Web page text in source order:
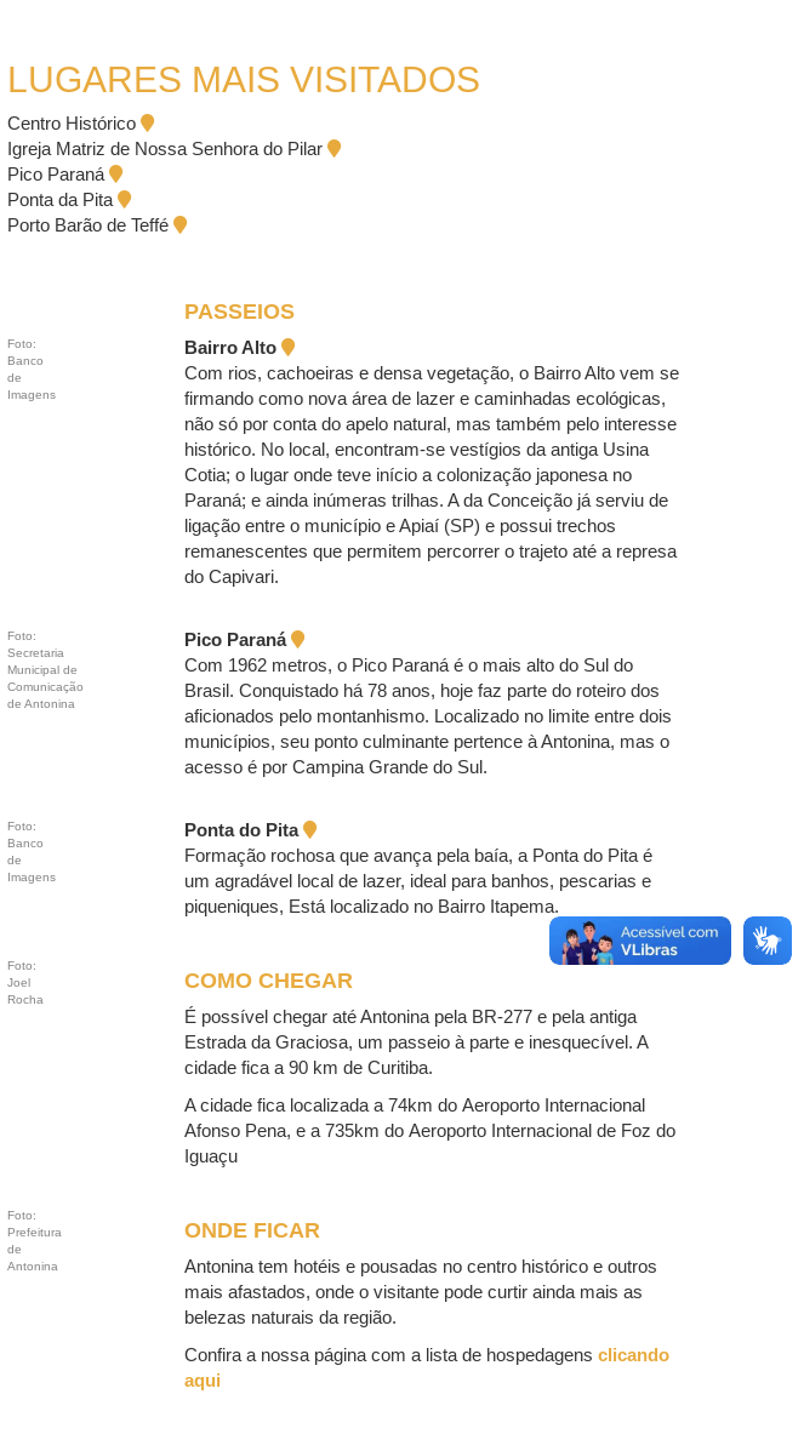
LUGARES MAIS VISITADOS
Centro Histórico
Igreja Matriz de Nossa Senhora do Pilar
Pico Paraná
Ponta da Pita
Porto Barão de Teffé
PASSEIOS
Foto:
Banco
de
Imagens
Bairro Alto
Com rios, cachoeiras e densa vegetação, o Bairro Alto vem se
firmando como nova área de lazer e caminhadas ecológicas,
não só por conta do apelo natural, mas também pelo interesse
histórico. No local, encontram-se vestígios da antiga Usina
Cotia; o lugar onde teve início a colonização japonesa no
Paraná; e ainda inúmeras trilhas. A da Conceição já serviu de
ligação entre o município e Apiaí (SP) e possui trechos
remanescentes que permitem percorrer o trajeto até a represa
do Capivari.
Foto:
Secretaria
Municipal de
Comunicação
de Antonina
Pico Paraná
Com 1962 metros, o Pico Paraná é o mais alto do Sul do
Brasil. Conquistado há 78 anos, hoje faz parte do roteiro dos
aficionados pelo montanhismo. Localizado no limite entre dois
municípios, seu ponto culminante pertence à Antonina, mas o
acesso é por Campina Grande do Sul.
Foto:
Banco
de
Imagens
Ponta do Pita
Formação rochosa que avança pela baía, a Ponta do Pita é
um agradável local de lazer, ideal para banhos, pescarias e
piqueniques, Está localizado no Bairro Itapema.
Foto:
Joel
Rocha
COMO CHEGAR
É possível chegar até Antonina pela BR-277 e pela antiga
Estrada da Graciosa, um passeio à parte e inesquecível. A
cidade fica a 90 km de Curitiba.
A cidade fica localizada a 74km do Aeroporto Internacional
Afonso Pena, e a 735km do Aeroporto Internacional de Foz do
Iguaçu
Foto:
Prefeitura
de
Antonina
ONDE FICAR
Antonina tem hotéis e pousadas no centro histórico e outros
mais afastados, onde o visitante pode curtir ainda mais as
belezas naturais da região.
Confira a nossa página com a lista de hospedagensclicando
aqui